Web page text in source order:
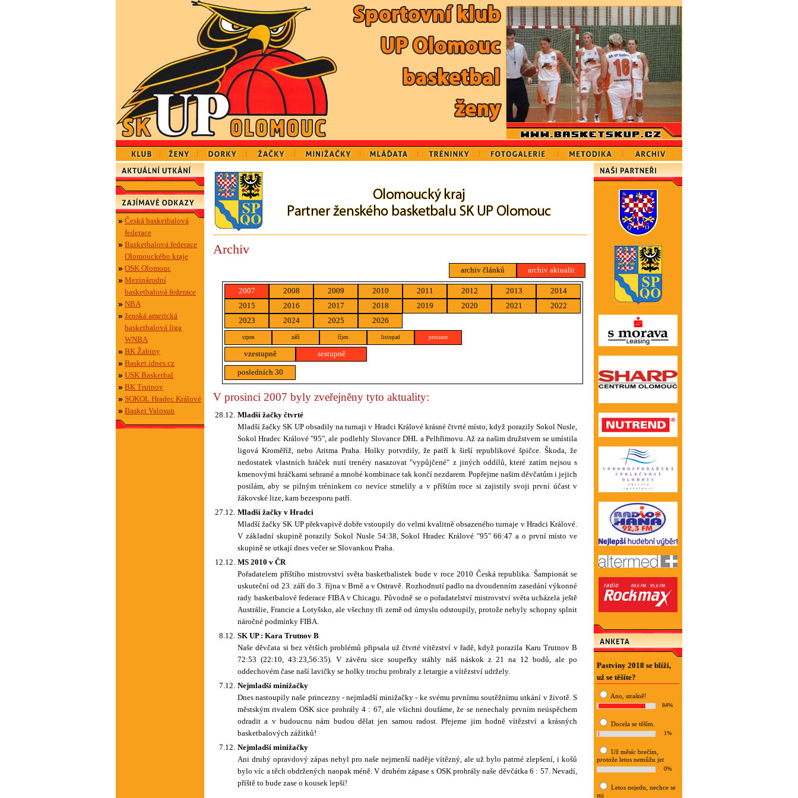
Česká basketbalová
federace
Basketbalová federace
Olomouckého kraje
OSK Olomouc
Mezinárodní
basketbalová federace
NBA
ženská americká
basketbalová liga
WNBA
BK Žabiny
Basket.idnes.cz
USK Basketbal
BK Trutnov
SOKOL Hradec Králové
Basket Valosun
Archiv
archiv článků archiv aktualit
2007 2008 2009 2010 2011 2012 2013
2014
2015
2016 2017 2018 2019 2020 2021
2022
2023
2024 2025 2026
srpen září říjen listopad prosinec
vzestupně sestupně
posledních 30
V prosinci 2007 byly zveřejněny tyto aktuality:
28.12. Mladší žačky čtvrté
Mladší žačky SK UP obsadily na turnaji v Hradci Králové krásné čtvrté místo, když porazily Sokol Nusle,
Sokol Hradec Králové "95", ale podlehly Slovance DHL a Pelhřimovu. Až za našim družstvem se umístila
ligová Kroměříž, nebo Aritma Praha. Holky potvrdily, že patří k širší republikové špičce. Škoda, že
nedostatek vlastních hráček nutí trenéry nasazovat "vypůjčené" z jiných oddílů, které zatím nejsou s
kmenovými hráčkami sehrané a mnohé kombinace tak končí nezdarem. Popřejme našim děvčatům i jejich
posilám, aby se pilným tréninkem co nevíce stmelily a v příštím roce si zajistily svoji první účast v
žákovské lize, kam bezesporu patří.
27.12. Mladší žačky v Hradci
Mladší žačky SK UP překvapivě dobře vstoupily do velmi kvalitně obsazeného turnaje v Hradci Králové.
V základní skupině porazily Sokol Nusle 54:38, Sokol Hradec Králové "95" 66:47 a o první místo ve
skupině se utkají dnes večer se Slovankou Praha.
12.12. MS 2010 v ČR
Pořadatelem příštího mistrovství světa basketbalistek bude v roce 2010 Česká republika. Šampionát se
uskuteční od 23. září do 3. října v Brně a v Ostravě. Rozhodnutí padlo na dvoudenním zasedání výkonné
rady basketbalové federace FIBA v Chicagu. Původně se o pořadatelství mistrovství světa ucházela ještě
Austrálie, Francie a Lotyšsko, ale všechny tři země od úmyslu odstoupily, protože nebyly schopny splnit
náročné podmínky FIBA.
8.12. SK UP : Kara Trutnov B
Naše děvčata si bez větších problémů připsala už čtvrté vítězství v řadě, když porazila Karu Trutnov B
72:53 (22:10, 43:23,56:35). V závěru sice soupeřky stáhly náš náskok z 21 na 12 bodů, ale po
oddechovém čase naší lavičky se holky trochu probraly z letargie a vítězství udržely.
7.12. Nejmladší minižačky
Dnes nastoupily naše princezny - nejmladší minižačky - ke svému prvnímu soutěžnímu utkání v životě. S
městským rivalem OSK sice prohrály 4 : 67, ale všichni doufáme, že se nenechaly prvním neúspěchem
odradit a v budoucnu nám budou dělat jen samou radost. Přejeme jim hodně vítězství a krásných
basketbalových zážitků!
7.12. Nejmladší minižačky
Ani druhý opravdový zápas nebyl pro naše nejmenší naděje vítězný, ale už bylo patrné zlepšení, i košů
bylo víc a těch obdržených naopak méně. V druhém zápase s OSK prohrály naše děvčátka 6 : 57. Nevadí,
příště to bude zase o kousek lepší!
Pastviny 2018 se blíží,
už se těšíte?
Ano, strašně!
84%
Docela se těším.
1%
Už měsíc brečím,
protože letos nemůžu jet
0%
Letos nejedu, nechce se
mi